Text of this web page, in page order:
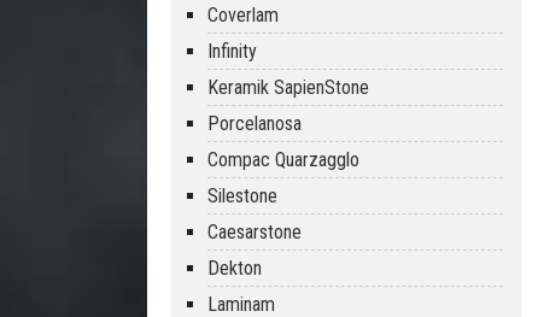
Coverlam
Infinity
Keramik SapienStone
Porcelanosa
Compac Quarzagglo
Silestone
Caesarstone
Dekton
Laminam